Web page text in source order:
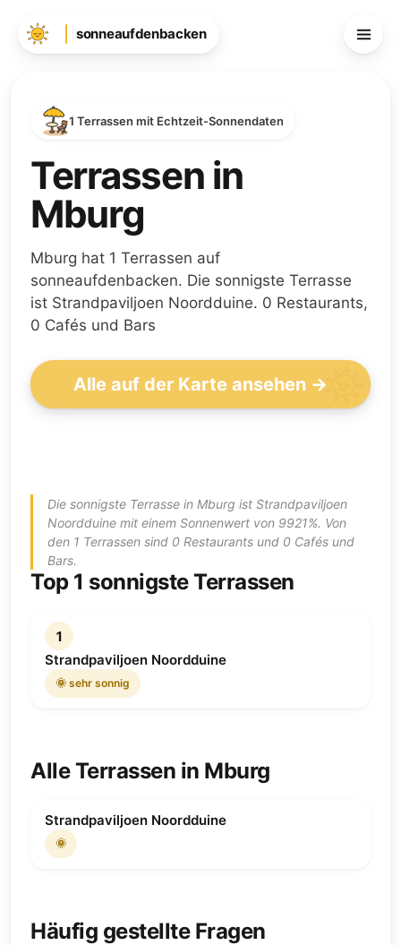
sonneaufdenbacken
1 Terrassen mit Echtzeit-Sonnendaten
Terrassen in
Mburg
Mburg hat 1 Terrassen auf
sonneaufdenbacken. Die sonnigste Terrasse
ist Strandpaviljoen Noordduine. 0 Restaurants,
0 Cafés und Bars
Alle auf der Karte ansehen →
Die sonnigste Terrasse in Mburg ist Strandpaviljoen
Noordduine mit einem Sonnenwert von 9921%. Von
den 1 Terrassen sind 0 Restaurants und 0 Cafés und
Bars.
Top 1 sonnigste Terrassen
1
Strandpaviljoen Noordduine
🌞 sehr sonnig
Alle Terrassen in Mburg
Strandpaviljoen Noordduine
🌞
Häufig gestellte Fragen